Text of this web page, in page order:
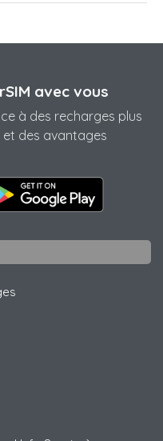
avec vous
à des recharges plus
et des avantages